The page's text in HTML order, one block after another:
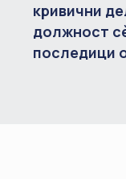
кривични
должност
последици